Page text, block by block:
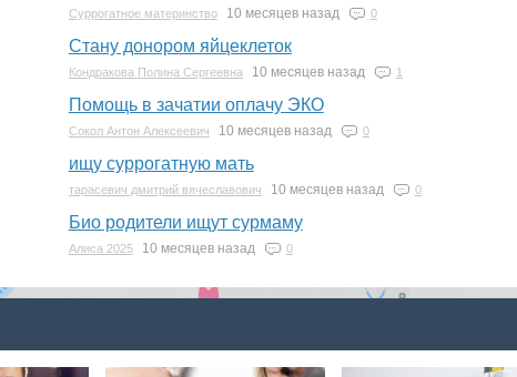
Суррогатное материнство 10 месяцев назад 0
Стану донором яйцеклеток
Кондракова Полина Сергеевна 10 месяцев назад 1
Помощь в зачатии оплачу ЭКО
Сокол Антон Алексеевич 10 месяцев назад 0
ищу суррогатную мать
тарасевич дмитрий вячеславович 10 месяцев назад 0
Био родители ищут сурмаму
Алиса 2025 10 месяцев назад 0